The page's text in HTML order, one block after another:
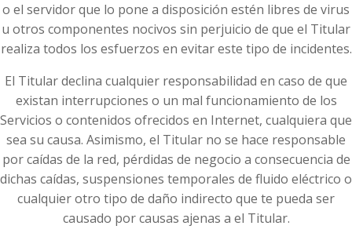
o el servidor que lo pone a disposición estén libres de virus
u otros componentes nocivos sin perjuicio de que el Titular
realiza todos los esfuerzos en evitar este tipo de incidentes.
El Titular declina cualquier responsabilidad en caso de que
existan interrupciones o un mal funcionamiento de los
Servicios o contenidos ofrecidos en Internet, cualquiera que
sea su causa. Asimismo, el Titular no se hace responsable
por caídas de la red, pérdidas de negocio a consecuencia de
dichas caídas, suspensiones temporales de fluido eléctrico o
cualquier otro tipo de daño indirecto que te pueda ser
causado por causas ajenas a el Titular.